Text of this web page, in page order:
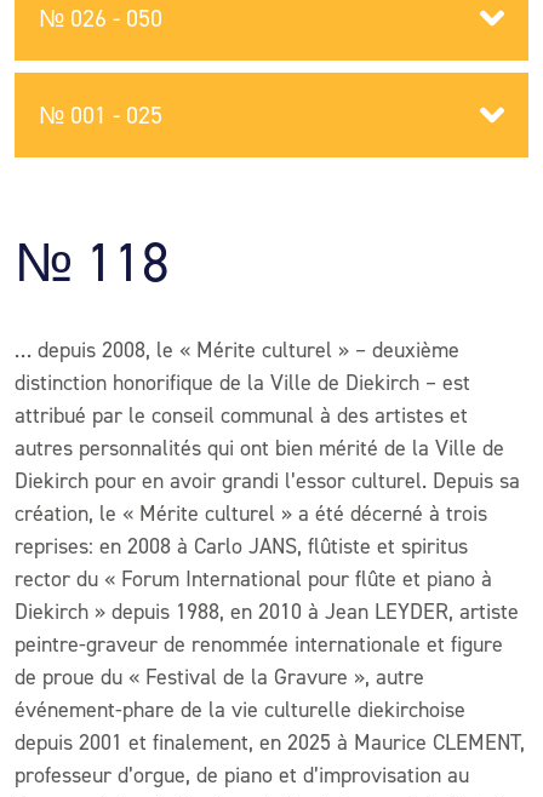
№ 001 - 025
№ 026 - 050
№ 118
… depuis 2008, le « Mérite culturel » – deuxième
distinction honorifique de la Ville de Diekirch – est
attribué par le conseil communal à des artistes et
autres personnalités qui ont bien mérité de la Ville de
Diekirch pour en avoir grandi l’essor culturel. Depuis sa
création, le « Mérite culturel » a été décerné à trois
reprises: en 2008 à Carlo JANS, flûtiste et spiritus
rector du « Forum International pour flûte et piano à
Diekirch » depuis 1988, en 2010 à Jean LEYDER, artiste
peintre-graveur de renommée internationale et figure
de proue du « Festival de la Gravure », autre
événement-phare de la vie culturelle diekirchoise
depuis 2001 et finalement, en 2025 à Maurice CLEMENT,
professeur d’orgue, de piano et d’improvisation au